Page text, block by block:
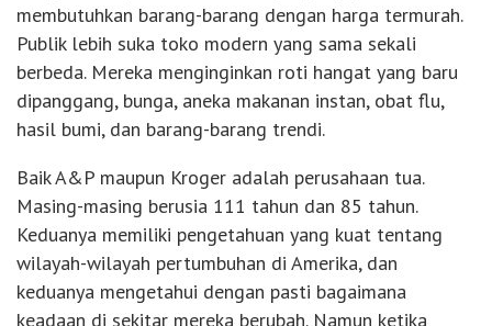
membutuhkan barang-barang dengan harga termurah.
Publik lebih suka toko modern yang sama sekali
berbeda. Mereka menginginkan roti hangat yang baru
dipanggang, bunga, aneka makanan instan, obat flu,
hasil bumi, dan barang-barang trendi.
Baik A&P maupun Kroger adalah perusahaan tua.
Masing-masing berusia 111 tahun dan 85 tahun.
Keduanya memiliki pengetahuan yang kuat tentang
wilayah-wilayah pertumbuhan di Amerika, dan
keduanya mengetahui dengan pasti bagaimana
keadaan di sekitar mereka berubah. Namun ketika